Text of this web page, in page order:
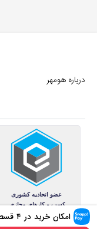
امکان خرید در ۴ قسط
درباره هومهر